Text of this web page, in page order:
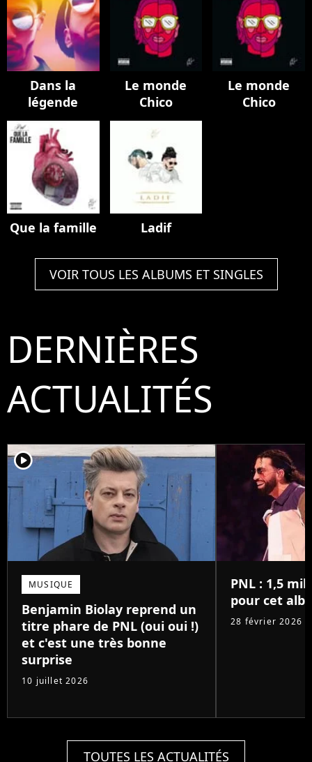
Dans la
légende
Le monde
Chico
Le monde
Chico
Que la famille Ladif
VOIR TOUS LES ALBUMS ET SINGLES
DERNIÈRES
ACTUALITÉS
player2
MUSIQUE
Benjamin Biolay reprend un
titre phare de PNL (oui oui !)
et c'est une très bonne
surprise
10 juillet 2026
PNL : 1,5
pour cet
28 février 2026
TOUTES LES ACTUALITÉS